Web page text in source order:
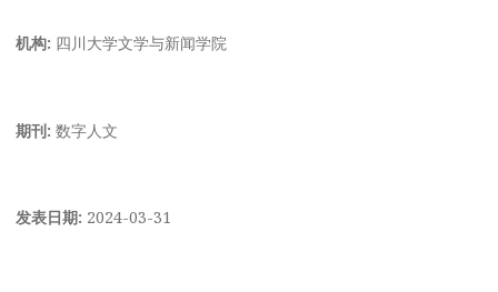
机构: 四川大学文学与新闻学院
期刊: 数字人文
发表日期: 2024-03-31